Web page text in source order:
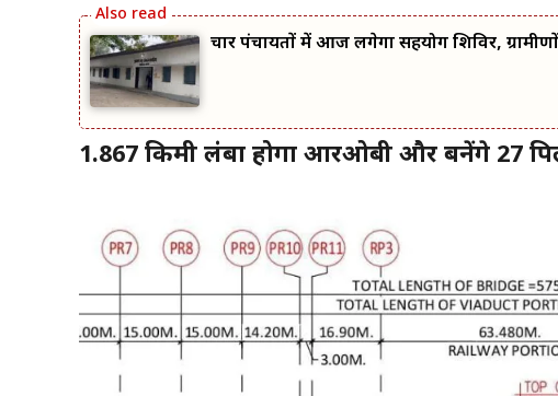
चार पंचायतों में आज लगेगा सहयोग शिविर,
1.867 किमी लंबा होगा आरओबी और बनेंगे 27